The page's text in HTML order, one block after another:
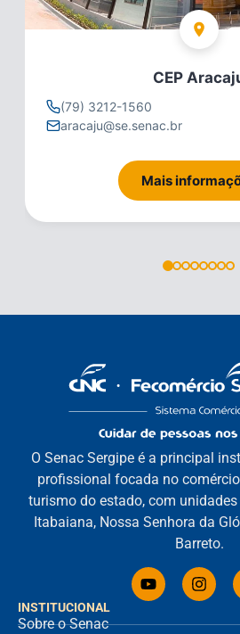
CEP
(79) 3212-1560
aracaju@se.senac.br
Mais
INSTITUCIONAL
Sobre o Senac
O Senac Sergipe é a principal
profissional focada no
turismo do estado, com
Itabaiana, Nossa Senhora da
Barreto.